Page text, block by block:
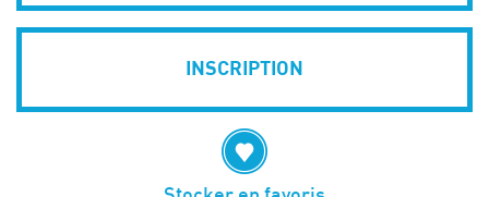
INSCRIPTION